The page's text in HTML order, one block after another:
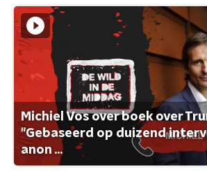
Michiel Vos over boek over
"Gebaseerd op duizend
anon ...